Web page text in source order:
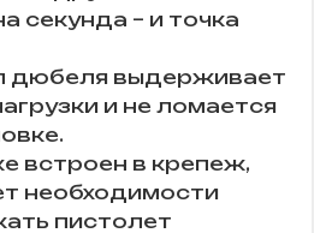
секунда – и точка
дюбеля выдерживает
и не ломается
встроен в крепеж,
необходимости
пистолет